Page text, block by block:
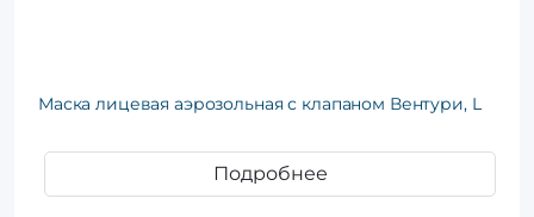
Маска лицевая аэрозольная с клапаном Вентури, L
Подробнее